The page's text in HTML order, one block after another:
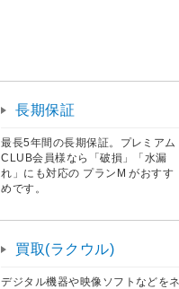
長期保証
最長5年間の長期保証。プレミアム
CLUB会員様なら「破損」「水漏
れ」にも対応の プランM がおすす
めです。
買取(ラクウル)
デジタル機器や映像ソフトなどをネ